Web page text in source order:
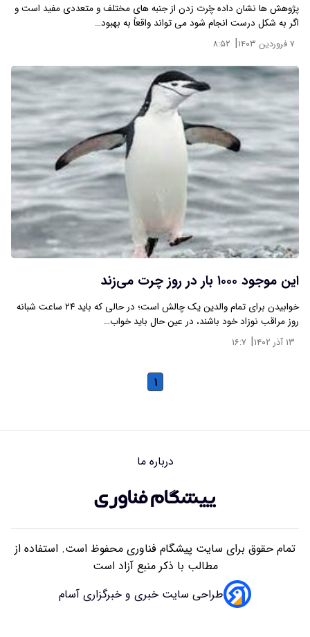
پژوهش ها نشان داده چُرت زدن از جنبه های مختلف و متعددی مفید است و
اگر به شکل درست انجام شود می تواند واقعاً به بهبود…
۷ فروردین ۱۴۰۳ | ۸:۵۲
این موجود ۱۰۰۰ بار در روز چرت می‌زند
خوابیدن برای تمام والدین یک چالش است؛ در حالی که باید ۲۴ ساعت شبانه
روز مراقب نوزاد خود باشند، در عین حال باید خواب…
۱۳ آذر ۱۴۰۲ | ۱۶:۷
۱
درباره ما
تمام حقوق برای سایت پیشگام فناوری محفوظ است. استفاده از
مطالب با ذکر منبع آزاد است
طراحی سایت خبری و خبرگزاری آسام